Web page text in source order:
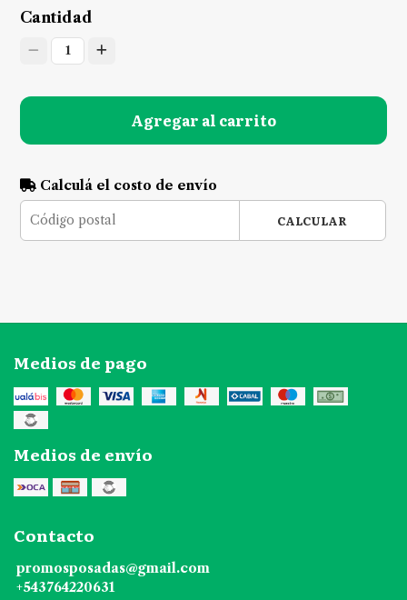
Cantidad
1
Agregar al carrito
Calculá el costo de envío
CALCULAR
Medios de pago
Medios de envío
Contacto
promosposadas@gmail.com
+543764220631